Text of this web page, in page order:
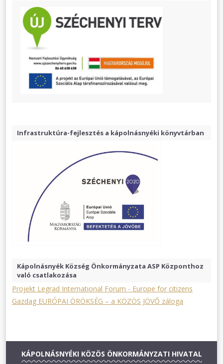
Infrastruktúra-fejlesztés a kápolnásnyéki könyvtárban
Kápolnásnyék Község Önkormányzata ASP Központhoz
való csatlakozása
Projekt Legrad International Forum - Europe for citizens
Gazdag EURÓPAI ÖRÖKSÉG – a KÖZÖS JÖVŐ záloga
KÁPOLNÁSNYÉKI KÖZÖS ÖNKORMÁNYZATI HIVATAL